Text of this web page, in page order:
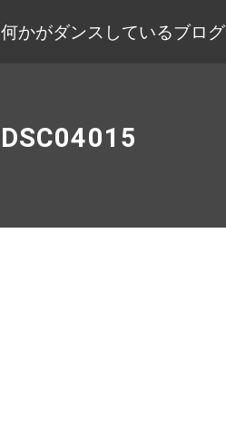
何かがダンスしているブログ
DSC04015